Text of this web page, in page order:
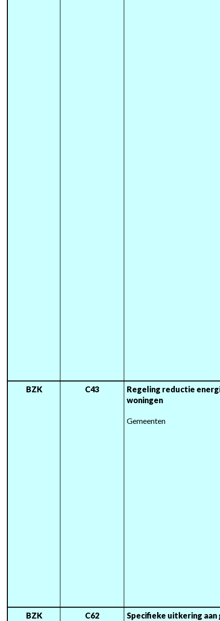
BZK C43
Regeling reductie
woningen
Gemeenten
BZK C62
Specifieke uitkering